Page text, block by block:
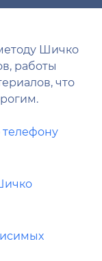
Шичко
работы
что
телефону